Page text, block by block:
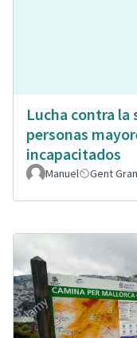
Lucha contra la
personas
incapacitados
Manuel Gent Gran